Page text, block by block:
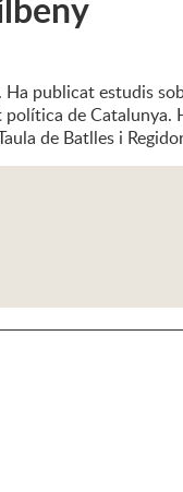
publicat estudis
de Catalunya.
de Batlles i